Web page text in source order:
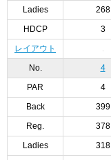
Ladies 268
HDCP 3
レイアウト
No. 4
PAR 4
Back 399
Reg. 378
Ladies 318